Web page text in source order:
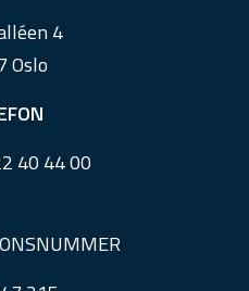
4
Oslo
40 44 00